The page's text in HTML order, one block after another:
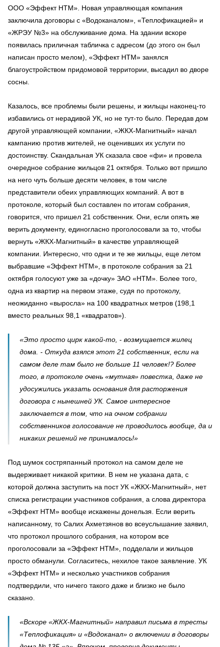
ООО «Эффект НТМ». Новая управляющая компания
заключила договоры с «Водоканалом», «Теплофикацией» и
«ЖРЭУ №3» на обслуживание дома. На здании вскоре
появилась приличная табличка с адресом (до этого он был
написан просто мелом), «Эффект НТМ» занялся
благоустройством придомовой территории, высадил во дворе
сосны.
Казалось, все проблемы были решены, и жильцы наконец-то
избавились от нерадивой УК, но не тут-то было. Передав дом
другой управляющей компании, «ЖКХ-Магнитный» начал
кампанию против жителей, не оценивших их услуги по
достоинству. Скандальная УК сказала свое «фи» и провела
очередное собрание жильцов 21 октября. Только вот пришло
на него чуть больше десяти человек, в том числе
представители обеих управляющих компаний. А вот в
протоколе, который был составлен по итогам собрания,
говорится, что пришел 21 собственник. Они, если опять же
верить документу, единогласно проголосовали за то, чтобы
вернуть «ЖКХ-Магнитный» в качестве управляющей
компании. Интересно, что одни и те же жильцы, еще летом
выбравшие «Эффект НТМ», в протоколе собрания за 21
октября голосуют уже за «дочку» ЗАО «НТМ». Более того,
одна из квартир на первом этаже, судя по протоколу,
неожиданно «выросла» на 100 квадратных метров (198,1
вместо реальных 98,1 «квадратов»).
«Это просто цирк какой-то, - возмущается жилец
дома. - Откуда взялся этот 21 собственник, если на
самом деле там было не больше 11 человек!? Более
того, в протоколе очень «мутная» повестка, даже не
удосужились указать основания для расторжения
договора с нынешней УК. Самое интересное
заключается в том, что на очном собрании
собственников голосование не проводилось вообще, да и
никаких решений не принималось!»
Под шумок состряпанный протокол на самом деле не
выдерживает никакой критики. В нем не указана дата, с
которой должна заступить на пост УК «ЖКХ-Магнитный», нет
списка регистрации участников собрания, а слова директора
«Эффект НТМ» вообще искажены донельзя. Если верить
написанному, то Салих Ахметзянов во всеуслышание заявил,
что протокол прошлого собрания, на котором все
проголосовали за «Эффект НТМ», подделали и жильцов
просто обманули. Согласитесь, нехилое такое заявление. УК
«Эффект НТМ» и несколько участников собрания
подтвердили, что ничего такого даже и близко не было
сказано.
«Вскоре «ЖКХ-Магнитный» направил письма в тресты
«Теплофикация» и «Водоканал» о включении в договоры